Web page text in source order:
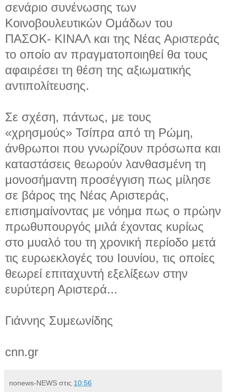
σενάριο συνένωσης των
Κοινοβουλευτικών Ομάδων του
ΠΑΣΟΚ- ΚΙΝΑΛ και της Νέας Αριστεράς
το οποίο αν πραγματοποιηθεί θα τους
αφαιρέσει τη θέση της αξιωματικής
αντιπολίτευσης.
Σε σχέση, πάντως, με τους
«χρησμούς» Τσίπρα από τη Ρώμη,
άνθρωποι που γνωρίζουν πρόσωπα και
καταστάσεις θεωρούν λανθασμένη τη
μονοσήμαντη προσέγγιση πως μίλησε
σε βάρος της Νέας Αριστεράς,
επισημαίνοντας με νόημα πως ο πρώην
πρωθυπουργός μιλά έχοντας κυρίως
στο μυαλό του τη χρονική περίοδο μετά
τις ευρωεκλογές του Ιουνίου, τις οποίες
θεωρεί επιταχυντή εξελίξεων στην
ευρύτερη Αριστερά...
Γιάννης Συμεωνίδης
cnn.gr
nonews-NEWS στις 10:56